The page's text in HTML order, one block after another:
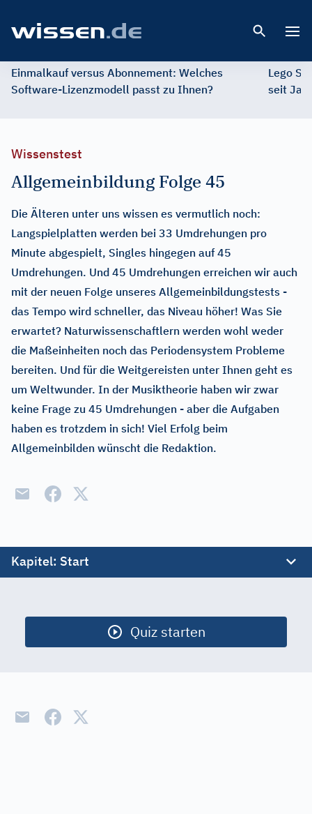
Einmalkauf versus Abonnement: Welches
Software-Lizenzmodell passt zu Ihnen?
Lego
seit
Wissenstest
Allgemeinbildung Folge 45
Die Älteren unter uns wissen es vermutlich noch:
Langspielplatten werden bei 33 Umdrehungen pro
Minute abgespielt, Singles hingegen auf 45
Umdrehungen. Und 45 Umdrehungen erreichen wir auch
mit der neuen Folge unseres Allgemeinbildungstests -
das Tempo wird schneller, das Niveau höher! Was Sie
erwartet? Naturwissenschaftlern werden wohl weder
die Maßeinheiten noch das Periodensystem Probleme
bereiten. Und für die Weitgereisten unter Ihnen geht es
um Weltwunder. In der Musiktheorie haben wir zwar
keine Frage zu 45 Umdrehungen - aber die Aufgaben
haben es trotzdem in sich! Viel Erfolg beim
Allgemeinbilden wünscht die Redaktion.
Kapitel: Start
Fremdwörter
Insekten
Maß-Einheiten
Quiz starten